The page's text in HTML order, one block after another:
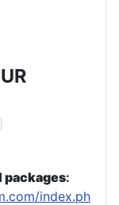
packages:
index.ph